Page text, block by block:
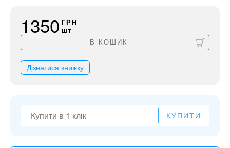
1350 ГРН
шт
В КОШИК
Дізнатися знижку
КУПИТИ